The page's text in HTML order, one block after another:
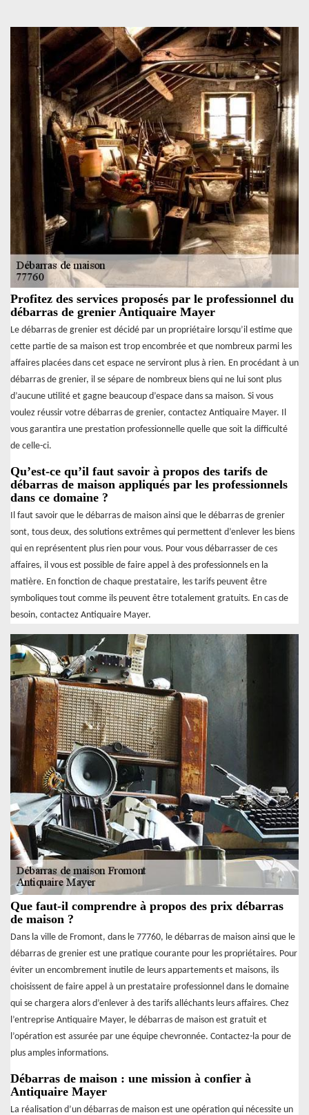
Profitez des services proposés par le professionnel du
débarras de grenier Antiquaire Mayer
Le débarras de grenier est décidé par un propriétaire lorsqu’il estime que
cette partie de sa maison est trop encombrée et que nombreux parmi les
affaires placées dans cet espace ne serviront plus à rien. En procédant à un
débarras de grenier, il se sépare de nombreux biens qui ne lui sont plus
d’aucune utilité et gagne beaucoup d’espace dans sa maison. Si vous
voulez réussir votre débarras de grenier, contactez Antiquaire Mayer. Il
vous garantira une prestation professionnelle quelle que soit la difficulté
de celle-ci.
Qu’est-ce qu’il faut savoir à propos des tarifs de
débarras de maison appliqués par les professionnels
dans ce domaine ?
Il faut savoir que le débarras de maison ainsi que le débarras de grenier
sont, tous deux, des solutions extrêmes qui permettent d’enlever les biens
qui en représentent plus rien pour vous. Pour vous débarrasser de ces
affaires, il vous est possible de faire appel à des professionnels en la
matière. En fonction de chaque prestataire, les tarifs peuvent être
symboliques tout comme ils peuvent être totalement gratuits. En cas de
besoin, contactez Antiquaire Mayer.
Que faut-il comprendre à propos des prix débarras
de maison ?
Dans la ville de Fromont, dans le 77760, le débarras de maison ainsi que le
débarras de grenier est une pratique courante pour les propriétaires. Pour
éviter un encombrement inutile de leurs appartements et maisons, ils
choisissent de faire appel à un prestataire professionnel dans le domaine
qui se chargera alors d’enlever à des tarifs alléchants leurs affaires. Chez
l’entreprise Antiquaire Mayer, le débarras de maison est gratuit et
l’opération est assurée par une équipe chevronnée. Contactez-la pour de
plus amples informations.
Débarras de maison : une mission à confier à
Antiquaire Mayer
La réalisation d’un débarras de maison est une opération qui nécessite un